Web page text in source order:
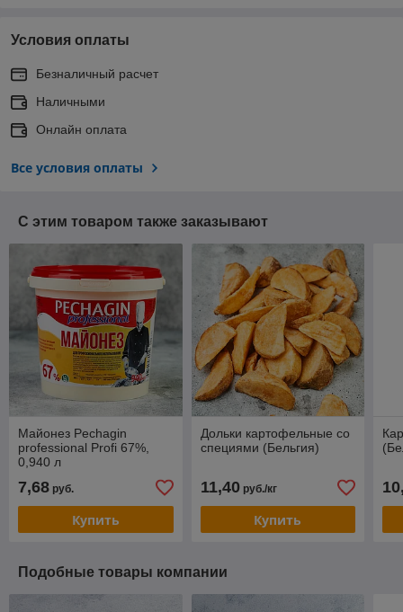
Условия оплаты
Безналичный расчет
Наличными
Онлайн оплата
Все условия оплаты
С этим товаром также заказывают
Майонез Pechagin
professional Profi 67%,
0,940 л
7,68 руб.
Купить
Дольки картофельные со
специями (Бельгия)
11,40руб./кг
Купить
Подобные товары компании